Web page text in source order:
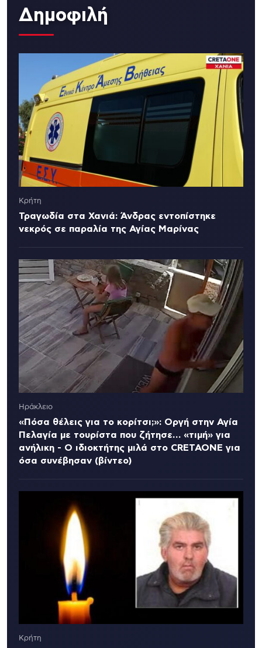
Δημοφιλή
Κρήτη
Τραγωδία στα Χανιά: Άνδρας εντοπίστηκε
νεκρός σε παραλία της Αγίας Μαρίνας
Ηράκλειο
«Πόσα θέλεις για το κορίτσι;»: Οργή στην Αγία
Πελαγία με τουρίστα που ζήτησε… «τιμή» για
ανήλικη - Ο ιδιοκτήτης μιλά στο CRETAONE για
όσα συνέβησαν (βίντεο)
Κρήτη